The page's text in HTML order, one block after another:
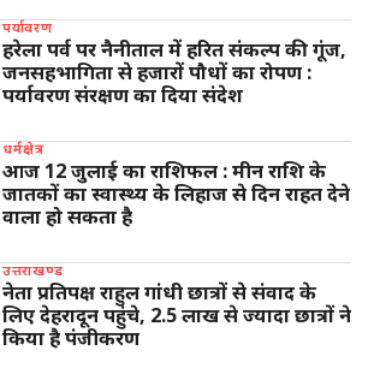
पर्यावरण
हरेला पर्व पर नैनीताल में हरित संकल्प की गूंज,
जनसहभागिता से हजारों पौधों का रोपण :
पर्यावरण संरक्षण का दिया संदेश
धर्मक्षेत्र
आज 12 जुलाई का राशिफल : मीन राशि के
जातकों का स्वास्थ्य के लिहाज से दिन राहत देने
वाला हो सकता है
उत्तराखण्ड
नेता प्रतिपक्ष राहुल गांधी छात्रों से संवाद के
लिए देहरादून पहुंचे, 2.5 लाख से ज्यादा छात्रों ने
किया है पंजीकरण